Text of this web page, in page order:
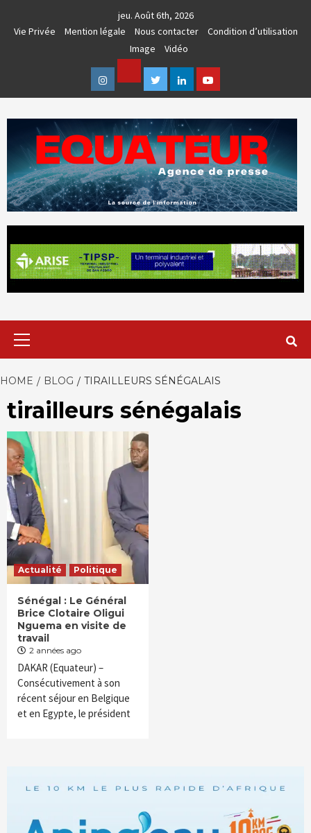
jeu. Août 6th, 2026
Vie Privée
Mention légale Nous contacter
Condition d’utilisation
Image
Vidéo
Instagram
Facebook
TwitterLinkedinYoutube
EQUATEUR
HOME BLOG TIRAILLEURS SÉNÉGALAIS
tirailleurs sénégalais
Actualité Politique
Sénégal : Le Général
Brice Clotaire Oligui
Nguema en visite de
travail
2 années ago
DAKAR (Equateur) –
Consécutivement à son
récent séjour en Belgique
et en Egypte, le président